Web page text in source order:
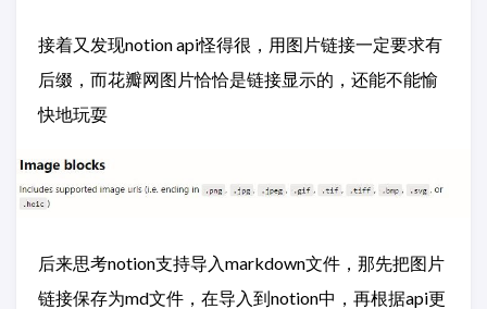
接着又发现notion api怪得很，用图片链接一定要求有
后缀，而花瓣网图片恰恰是链接显示的，还能不能愉
快地玩耍
后来思考notion支持导入markdown文件，那先把图片
链接保存为md文件，在导入到notion中，再根据api更